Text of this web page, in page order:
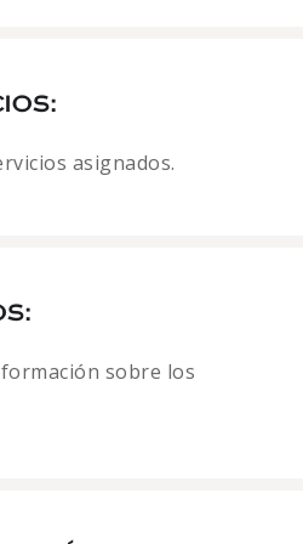
asignados.
sobre los